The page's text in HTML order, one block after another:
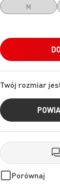
M
Porównaj
Twój rozmiar